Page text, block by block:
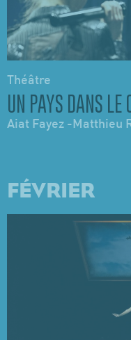
Théâtre
UN PAYS DANS LE
Aiat Fayez -Matthieu
FÉVRIER